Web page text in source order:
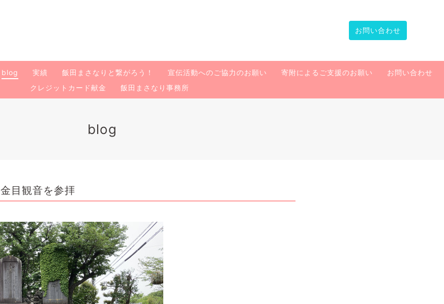
お問い合わせ
blog 実績 飯田まさなりと繋がろう！ 宣伝活動へのご協力のお願い 寄附によるご支援のお願い
お問い合わせ
クレジットカード献金
飯田まさなり事務所
blog
金目観音を参拝